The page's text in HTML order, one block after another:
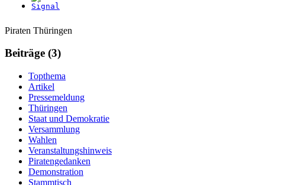
Weitere
Informationen
Navigation
Piraten Thüringen
Beiträge (3)
Topthema
Artikel
Pressemeldung
Thüringen
Staat und Demokratie
Versammlung
Wahlen
Veranstaltungshinweis
Piratengedanken
Demonstration
Stammtisch